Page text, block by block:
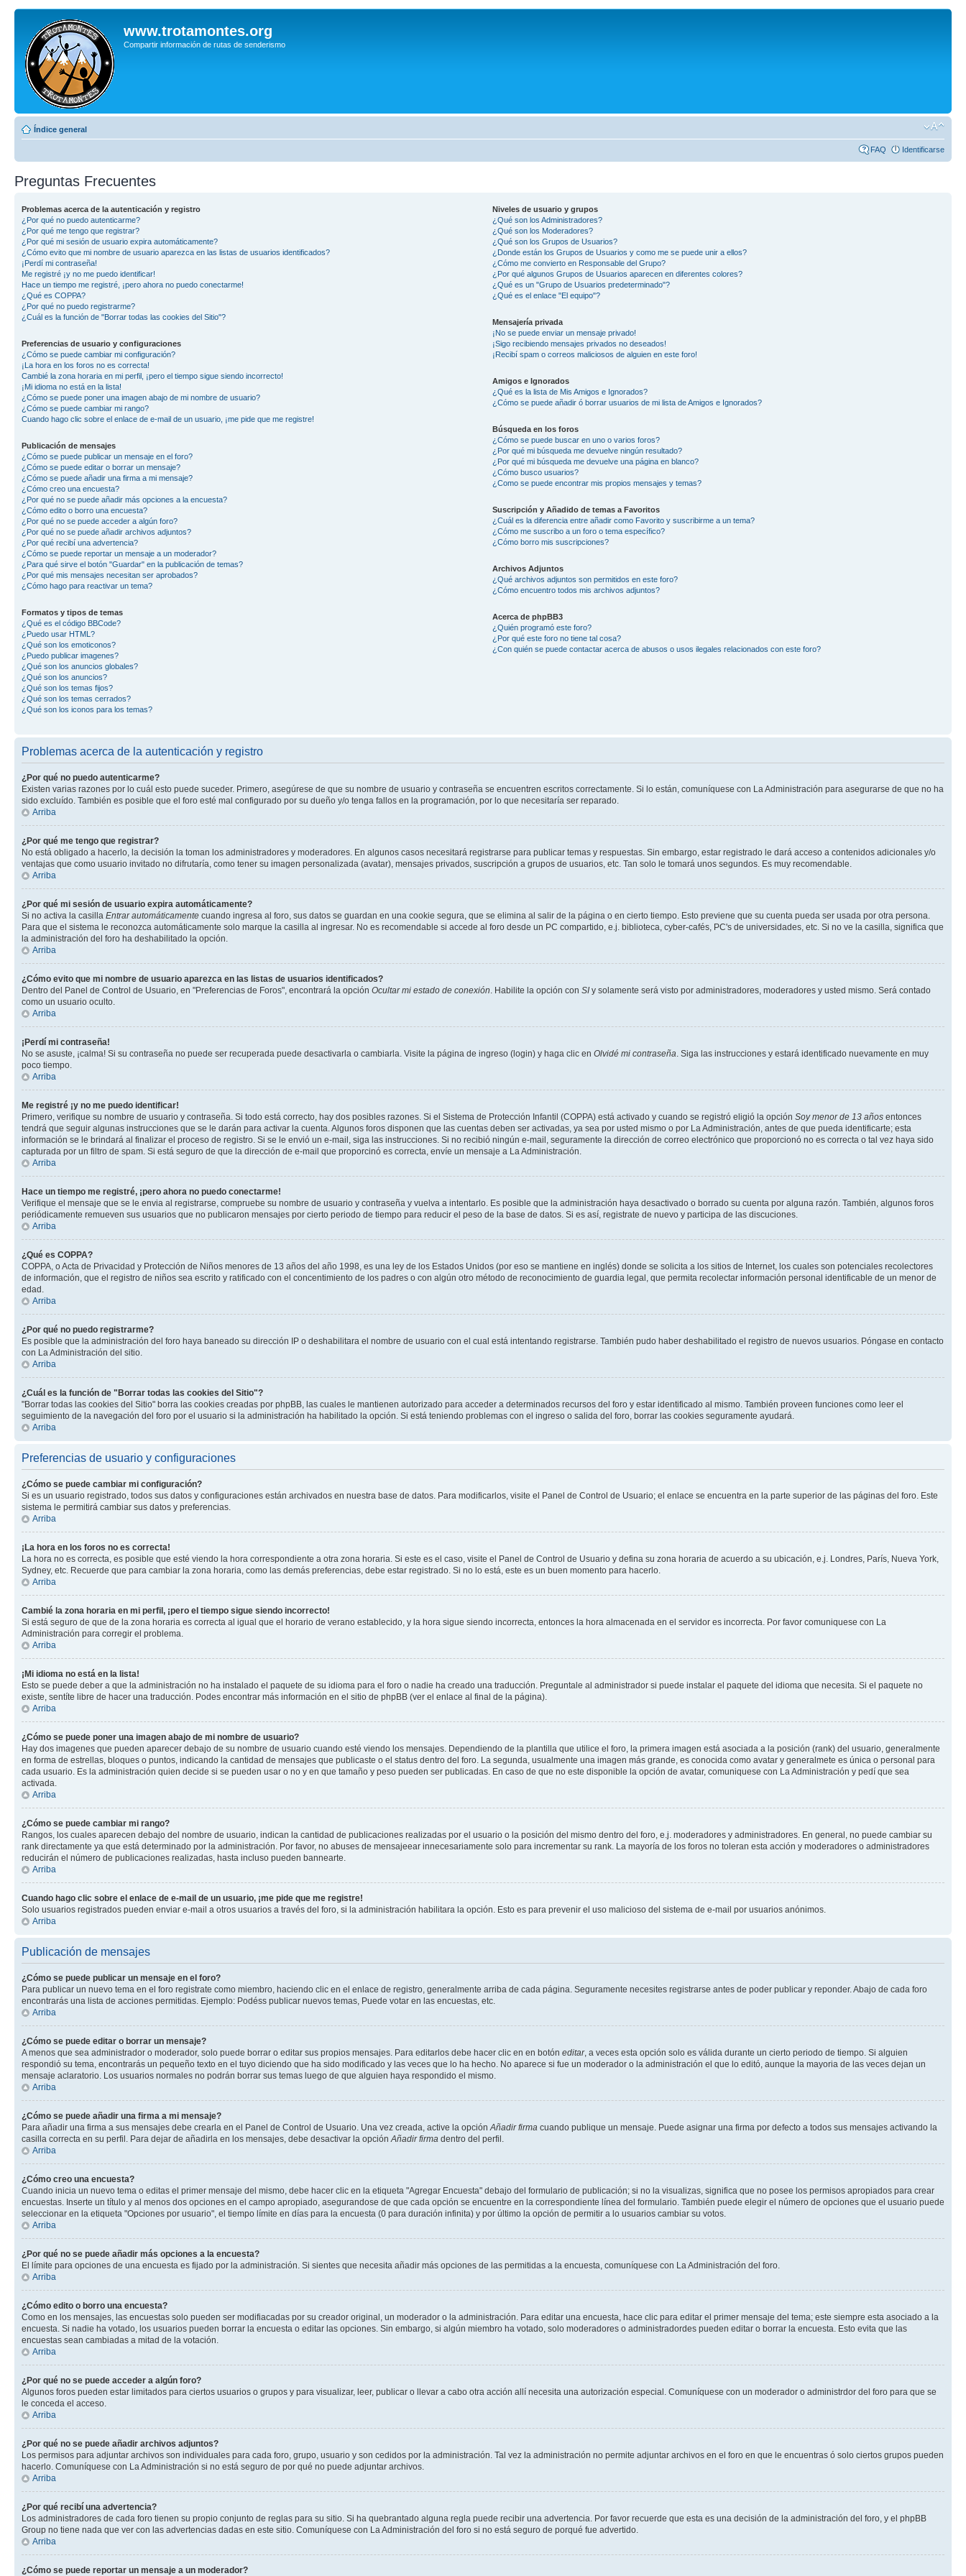
www.trotamontes.org
Compartir información de rutas de senderismo
Índice general
FAQ Identificarse
Preguntas Frecuentes
Problemas acerca de la autenticación y registro
¿Por qué no puedo autenticarme?
¿Por qué me tengo que registrar?
¿Por qué mi sesión de usuario expira automáticamente?
¿Cómo evito que mi nombre de usuario aparezca en las listas de usuarios identificados?
¡Perdí mi contraseña!
Me registré ¡y no me puedo identificar!
Hace un tiempo me registré, ¡pero ahora no puedo conectarme!
¿Qué es COPPA?
¿Por qué no puedo registrarme?
¿Cuál es la función de "Borrar todas las cookies del Sitio"?
Preferencias de usuario y configuraciones
¿Cómo se puede cambiar mi configuración?
¡La hora en los foros no es correcta!
Cambié la zona horaria en mi perfil, ¡pero el tiempo sigue siendo incorrecto!
¡Mi idioma no está en la lista!
¿Cómo se puede poner una imagen abajo de mi nombre de usuario?
¿Cómo se puede cambiar mi rango?
Cuando hago clic sobre el enlace de e-mail de un usuario, ¡me pide que me registre!
Publicación de mensajes
¿Cómo se puede publicar un mensaje en el foro?
¿Cómo se puede editar o borrar un mensaje?
¿Cómo se puede añadir una firma a mi mensaje?
¿Cómo creo una encuesta?
¿Por qué no se puede añadir más opciones a la encuesta?
¿Cómo edito o borro una encuesta?
¿Por qué no se puede acceder a algún foro?
¿Por qué no se puede añadir archivos adjuntos?
¿Por qué recibí una advertencia?
¿Cómo se puede reportar un mensaje a un moderador?
¿Para qué sirve el botón "Guardar" en la publicación de temas?
¿Por qué mis mensajes necesitan ser aprobados?
¿Cómo hago para reactivar un tema?
Formatos y tipos de temas
¿Qué es el código BBCode?
¿Puedo usar HTML?
¿Qué son los emoticonos?
¿Puedo publicar imagenes?
¿Qué son los anuncios globales?
¿Qué son los anuncios?
¿Qué son los temas fijos?
¿Qué son los temas cerrados?
¿Qué son los iconos para los temas?
Niveles de usuario y grupos
¿Qué son los Administradores?
¿Qué son los Moderadores?
¿Qué son los Grupos de Usuarios?
¿Donde están los Grupos de Usuarios y como me se puede unir a ellos?
¿Cómo me convierto en Responsable del Grupo?
¿Por qué algunos Grupos de Usuarios aparecen en diferentes colores?
¿Qué es un "Grupo de Usuarios predeterminado"?
¿Qué es el enlace "El equipo"?
Mensajería privada
¡No se puede enviar un mensaje privado!
¡Sigo recibiendo mensajes privados no deseados!
¡Recibí spam o correos maliciosos de alguien en este foro!
Amigos e Ignorados
¿Qué es la lista de Mis Amigos e Ignorados?
¿Cómo se puede añadir ó borrar usuarios de mi lista de Amigos e Ignorados?
Búsqueda en los foros
¿Cómo se puede buscar en uno o varios foros?
¿Por qué mi búsqueda me devuelve ningún resultado?
¿Por qué mi búsqueda me devuelve una página en blanco?
¿Cómo busco usuarios?
¿Como se puede encontrar mis propios mensajes y temas?
Suscripción y Añadido de temas a Favoritos
¿Cuál es la diferencia entre añadir como Favorito y suscribirme a un tema?
¿Cómo me suscribo a un foro o tema específico?
¿Cómo borro mis suscripciones?
Archivos Adjuntos
¿Qué archivos adjuntos son permitidos en este foro?
¿Cómo encuentro todos mis archivos adjuntos?
Acerca de phpBB3
¿Quién programó este foro?
¿Por qué este foro no tiene tal cosa?
¿Con quién se puede contactar acerca de abusos o usos ilegales relacionados con este foro?
Problemas acerca de la autenticación y registro
¿Por qué no puedo autenticarme?
Existen varias razones por lo cuál esto puede suceder. Primero, asegúrese de que su nombre de usuario y contraseña se encuentren escritos correctamente. Si lo están, comuníquese con La Administración para asegurarse de que no ha
sido excluído. También es posible que el foro esté mal configurado por su dueño y/o tenga fallos en la programación, por lo que necesitaría ser reparado.
Arriba
¿Por qué me tengo que registrar?
No está obligado a hacerlo, la decisión la toman los administradores y moderadores. En algunos casos necesitará registrarse para publicar temas y respuestas. Sin embargo, estar registrado le dará acceso a contenidos adicionales y/o
ventajas que como usuario invitado no difrutaría, como tener su imagen personalizada (avatar), mensajes privados, suscripción a grupos de usuarios, etc. Tan solo le tomará unos segundos. Es muy recomendable.
Arriba
¿Por qué mi sesión de usuario expira automáticamente?
Si no activa la casilla Entrar automáticamente cuando ingresa al foro, sus datos se guardan en una cookie segura, que se elimina al salir de la página o en cierto tiempo. Esto previene que su cuenta pueda ser usada por otra persona.
Para que el sistema le reconozca automáticamente solo marque la casilla al ingresar. No es recomendable si accede al foro desde un PC compartido, e.j. biblioteca, cyber-cafés, PC's de universidades, etc. Si no ve la casilla, significa que
la administración del foro ha deshabilitado la opción.
Arriba
¿Cómo evito que mi nombre de usuario aparezca en las listas de usuarios identificados?
Dentro del Panel de Control de Usuario, en "Preferencias de Foros", encontrará la opción Ocultar mi estado de conexión. Habilite la opción con SI y solamente será visto por administradores, moderadores y usted mismo. Será contado
como un usuario oculto.
Arriba
¡Perdí mi contraseña!
No se asuste, ¡calma! Si su contraseña no puede ser recuperada puede desactivarla o cambiarla. Visite la página de ingreso (login) y haga clic en Olvidé mi contraseña. Siga las instrucciones y estará identificado nuevamente en muy
poco tiempo.
Arriba
Me registré ¡y no me puedo identificar!
Primero, verifique su nombre de usuario y contraseña. Si todo está correcto, hay dos posibles razones. Si el Sistema de Protección Infantil (COPPA) está activado y cuando se registró eligió la opción Soy menor de 13 años entonces
tendrá que seguir algunas instrucciones que se le darán para activar la cuenta. Algunos foros disponen que las cuentas deben ser activadas, ya sea por usted mismo o por La Administración, antes de que pueda identificarte; esta
información se le brindará al finalizar el proceso de registro. Si se le envió un e-mail, siga las instrucciones. Si no recibió ningún e-mail, seguramente la dirección de correo electrónico que proporcionó no es correcta o tal vez haya sido
capturada por un filtro de spam. Si está seguro de que la dirección de e-mail que proporcinó es correcta, envíe un mensaje a La Administración.
Arriba
Hace un tiempo me registré, ¡pero ahora no puedo conectarme!
Verifique el mensaje que se le envia al registrarse, compruebe su nombre de usuario y contraseña y vuelva a intentarlo. Es posible que la administración haya desactivado o borrado su cuenta por alguna razón. También, algunos foros
periódicamente remueven sus usuarios que no publicaron mensajes por cierto periodo de tiempo para reducir el peso de la base de datos. Si es así, registrate de nuevo y participa de las discuciones.
Arriba
¿Qué es COPPA?
COPPA, o Acta de Privacidad y Protección de Niños menores de 13 años del año 1998, es una ley de los Estados Unidos (por eso se mantiene en inglés) donde se solicita a los sitios de Internet, los cuales son potenciales recolectores
de información, que el registro de niños sea escrito y ratificado con el concentimiento de los padres o con algún otro método de reconocimiento de guardia legal, que permita recolectar información personal identificable de un menor de
edad.
Arriba
¿Por qué no puedo registrarme?
Es posible que la administración del foro haya baneado su dirección IP o deshabilitara el nombre de usuario con el cual está intentando registrarse. También pudo haber deshabilitado el registro de nuevos usuarios. Póngase en contacto
con La Administración del sitio.
Arriba
¿Cuál es la función de "Borrar todas las cookies del Sitio"?
"Borrar todas las cookies del Sitio" borra las cookies creadas por phpBB, las cuales le mantienen autorizado para acceder a determinados recursos del foro y estar identificado al mismo. También proveen funciones como leer el
seguimiento de la navegación del foro por el usuario si la administración ha habilitado la opción. Si está teniendo problemas con el ingreso o salida del foro, borrar las cookies seguramente ayudará.
Arriba
Preferencias de usuario y configuraciones
¿Cómo se puede cambiar mi configuración?
Si es un usuario registrado, todos sus datos y configuraciones están archivados en nuestra base de datos. Para modificarlos, visite el Panel de Control de Usuario; el enlace se encuentra en la parte superior de las páginas del foro. Este
sistema le permitirá cambiar sus datos y preferencias.
Arriba
¡La hora en los foros no es correcta!
La hora no es correcta, es posible que esté viendo la hora correspondiente a otra zona horaria. Si este es el caso, visite el Panel de Control de Usuario y defina su zona horaria de acuerdo a su ubicación, e.j. Londres, París, Nueva York,
Sydney, etc. Recuerde que para cambiar la zona horaria, como las demás preferencias, debe estar registrado. Si no lo está, este es un buen momento para hacerlo.
Arriba
Cambié la zona horaria en mi perfil, ¡pero el tiempo sigue siendo incorrecto!
Si está seguro de que de la zona horaria es correcta al igual que el horario de verano establecido, y la hora sigue siendo incorrecta, entonces la hora almacenada en el servidor es incorrecta. Por favor comuniquese con La
Administración para corregir el problema.
Arriba
¡Mi idioma no está en la lista!
Esto se puede deber a que la administración no ha instalado el paquete de su idioma para el foro o nadie ha creado una traducción. Preguntale al administrador si puede instalar el paquete del idioma que necesita. Si el paquete no
existe, sentíte libre de hacer una traducción. Podes encontrar más información en el sitio de phpBB (ver el enlace al final de la página).
Arriba
¿Cómo se puede poner una imagen abajo de mi nombre de usuario?
Hay dos imagenes que pueden aparecer debajo de su nombre de usuario cuando esté viendo los mensajes. Dependiendo de la plantilla que utilice el foro, la primera imagen está asociada a la posición (rank) del usuario, generalmente
en forma de estrellas, bloques o puntos, indicando la cantidad de mensajes que publicaste o el status dentro del foro. La segunda, usualmente una imagen más grande, es conocida como avatar y generalmete es única o personal para
cada usuario. Es la administración quien decide si se pueden usar o no y en que tamaño y peso pueden ser publicadas. En caso de que no este disponible la opción de avatar, comuniquese con La Administración y pedí que sea
activada.
Arriba
¿Cómo se puede cambiar mi rango?
Rangos, los cuales aparecen debajo del nombre de usuario, indican la cantidad de publicaciones realizadas por el usuario o la posición del mismo dentro del foro, e.j. moderadores y administradores. En general, no puede cambiar su
rank directamente ya que está determinado por la administración. Por favor, no abuses de mensajeear innecesariamente solo para incrementar su rank. La mayoría de los foros no toleran esta acción y moderadores o administradores
reducirán el número de publicaciones realizadas, hasta incluso pueden bannearte.
Arriba
Cuando hago clic sobre el enlace de e-mail de un usuario, ¡me pide que me registre!
Solo usuarios registrados pueden enviar e-mail a otros usuarios a través del foro, si la administración habilitara la opción. Esto es para prevenir el uso malicioso del sistema de e-mail por usuarios anónimos.
Arriba
Publicación de mensajes
¿Cómo se puede publicar un mensaje en el foro?
Para publicar un nuevo tema en el foro registrate como miembro, haciendo clic en el enlace de registro, generalmente arriba de cada página. Seguramente necesites registrarse antes de poder publicar y reponder. Abajo de cada foro
encontrarás una lista de acciones permitidas. Ejemplo: Podéss publicar nuevos temas, Puede votar en las encuestas, etc.
Arriba
¿Cómo se puede editar o borrar un mensaje?
A menos que sea administrador o moderador, solo puede borrar o editar sus propios mensajes. Para editarlos debe hacer clic en en botón editar, a veces esta opción solo es válida durante un cierto periodo de tiempo. Si alguien
respondió su tema, encontrarás un pequeño texto en el tuyo diciendo que ha sido modificado y las veces que lo ha hecho. No aparece si fue un moderador o la administración el que lo editó, aunque la mayoria de las veces dejan un
mensaje aclaratorio. Los usuarios normales no podrán borrar sus temas luego de que alguien haya respondido el mismo.
Arriba
¿Cómo se puede añadir una firma a mi mensaje?
Para añadir una firma a sus mensajes debe crearla en el Panel de Control de Usuario. Una vez creada, active la opciónAñadir firma cuando publique un mensaje. Puede asignar una firma por defecto a todos sus mensajes activando la
casilla correcta en su perfil. Para dejar de añadirla en los mensajes, debe desactivar la opciónAñadir firma dentro del perfil.
Arriba
¿Cómo creo una encuesta?
Cuando inicia un nuevo tema o editas el primer mensaje del mismo, debe hacer clic en la etiqueta "Agregar Encuesta" debajo del formulario de publicación; si no la visualizas, significa que no posee los permisos apropiados para crear
encuestas. Inserte un título y al menos dos opciones en el campo apropiado, asegurandose de que cada opción se encuentre en la correspondiente línea del formulario. También puede elegir el número de opciones que el usuario puede
seleccionar en la etiqueta "Opciones por usuario", el tiempo límite en días para la encuesta (0 para duración infinita) y por último la opción de permitir a lo usuarios cambiar su votos.
Arriba
¿Por qué no se puede añadir más opciones a la encuesta?
El límite para opciones de una encuesta es fijado por la administración. Si sientes que necesita añadir más opciones de las permitidas a la encuesta, comuníquese con La Administración del foro.
Arriba
¿Cómo edito o borro una encuesta?
Como en los mensajes, las encuestas solo pueden ser modifiacadas por su creador original, un moderador o la administración. Para editar una encuesta, hace clic para editar el primer mensaje del tema; este siempre esta asociado a la
encuesta. Si nadie ha votado, los usuarios pueden borrar la encuesta o editar las opciones. Sin embargo, si algún miembro ha votado, solo moderadores o administradordes pueden editar o borrar la encuesta. Esto evita que las
encuestas sean cambiadas a mitad de la votación.
Arriba
¿Por qué no se puede acceder a algún foro?
Algunos foros pueden estar limitados para ciertos usuarios o grupos y para visualizar, leer, publicar o llevar a cabo otra acción allí necesita una autorización especial. Comuníquese con un moderador o administrdor del foro para que se
le conceda el acceso.
Arriba
¿Por qué no se puede añadir archivos adjuntos?
Los permisos para adjuntar archivos son individuales para cada foro, grupo, usuario y son cedidos por la administración. Tal vez la administración no permite adjuntar archivos en el foro en que le encuentras ó solo ciertos grupos pueden
hacerlo. Comuníquese con La Administración si no está seguro de por qué no puede adjuntar archivos.
Arriba
¿Por qué recibí una advertencia?
Los administradores de cada foro tienen su propio conjunto de reglas para su sitio. Si ha quebrantado alguna regla puede recibir una advertencia. Por favor recuerde que esta es una decisión de la administración del foro, y el phpBB
Group no tiene nada que ver con las advertencias dadas en este sitio. Comuníquese con La Administración del foro si no está seguro de porqué fue advertido.
Arriba
¿Cómo se puede reportar un mensaje a un moderador?